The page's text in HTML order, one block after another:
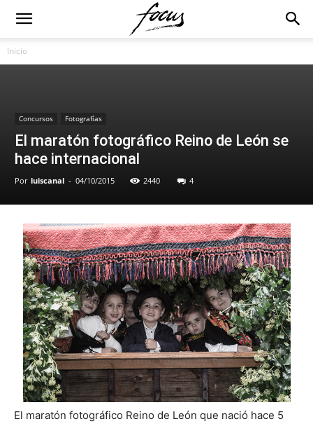
Inicio
Concursos Fotografías
El maratón fotográfico Reino de León se
hace internacional
Por luiscanal - 04/10/2015 2440 4
El maratón fotográfico Reino de León que nació hace 5